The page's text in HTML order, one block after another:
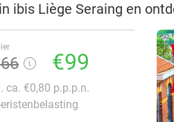
ibis Liège Seraing en
€99
ca. €0,80 p.p.p.n.